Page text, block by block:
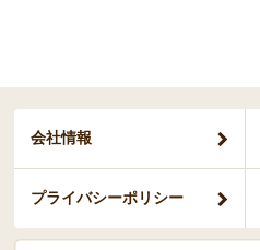
会社情報
プライバシーポリシー